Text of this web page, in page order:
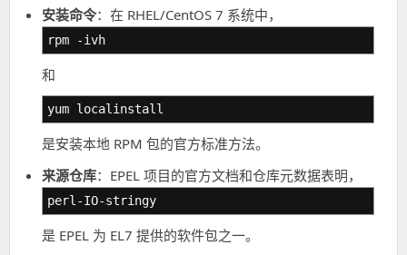
安装命令：在 RHEL/CentOS 7 系统中，
rpm -ivh
和
yum localinstall
是安装本地 RPM 包的官方标准方法。
来源仓库：EPEL 项目的官方文档和仓库元数据表明，
perl-IO-stringy
是 EPEL 为 EL7 提供的软件包之一。